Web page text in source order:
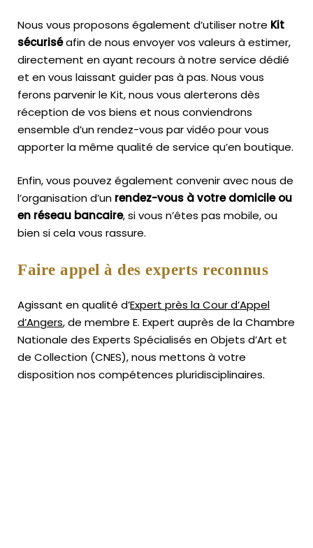
Nous vous proposons également d’utiliser notre Kit
sécuriséafin de nous envoyer vos valeurs à estimer,
directement en ayant recours à notre service dédié
et en vous laissant guider pas à pas. Nous vous
ferons parvenir le Kit, nous vous alerterons dès
réception de vos biens et nous conviendrons
ensemble d’un rendez-vous par vidéo pour vous
apporter la même qualité de service qu’en boutique.
Enfin, vous pouvez également convenir avec nous de
l’organisation d’un rendez-vous à votre domicile ou
en réseau bancaire, si vous n’êtes pas mobile, ou
bien si cela vous rassure.
Faire appel à des experts reconnus
Agissant en qualité d’Expert près la Cour d’Appel
d’Angers, de membre E. Expert auprès de laChambre
Nationale des Experts Spécialisés en Objets d’Art et
de Collection (CNES),nous mettons à votre
disposition nos compétences pluridisciplinaires.